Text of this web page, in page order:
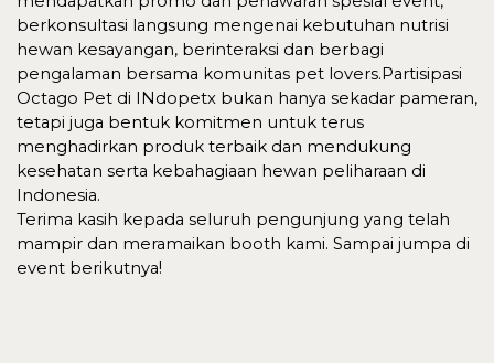
berkonsultasi langsung mengenai kebutuhan nutrisi
hewan kesayangan, berinteraksi dan berbagi
pengalaman bersama komunitas pet lovers.Partisipasi
Octago Pet di INdopetx bukan hanya sekadar pameran,
tetapi juga bentuk komitmen untuk terus
menghadirkan produk terbaik dan mendukung
kesehatan serta kebahagiaan hewan peliharaan di
Indonesia.
Terima kasih kepada seluruh pengunjung yang telah
mampir dan meramaikan booth kami. Sampai jumpa di
event berikutnya!